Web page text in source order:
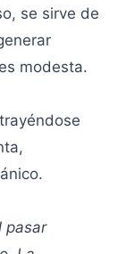
se sirve de
modesta.
pasar